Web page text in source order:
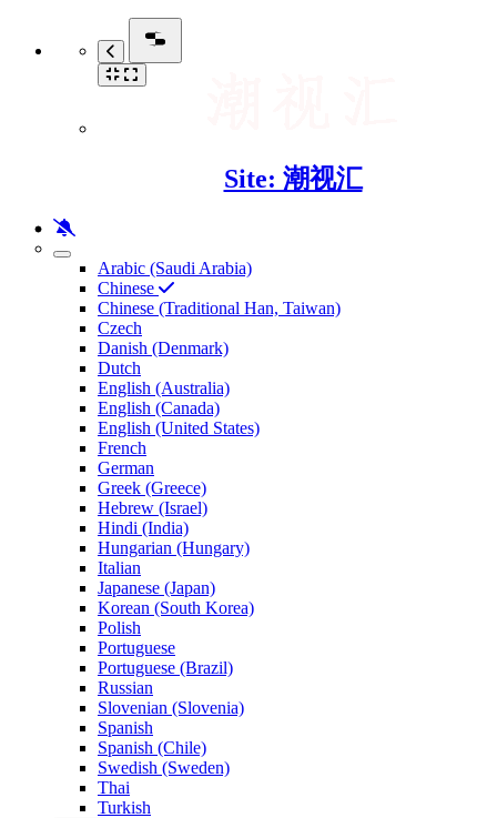
Site: 潮视汇
Arabic (Saudi Arabia)
Chinese
Chinese (Traditional Han, Taiwan)
Czech
Danish (Denmark)
Dutch
English (Australia)
English (Canada)
English (United States)
French
German
Greek (Greece)
Hebrew (Israel)
Hindi (India)
Hungarian (Hungary)
Italian
Japanese (Japan)
Korean (South Korea)
Polish
Portuguese
Portuguese (Brazil)
Russian
Slovenian (Slovenia)
Spanish
Spanish (Chile)
Swedish (Sweden)
Thai
Turkish